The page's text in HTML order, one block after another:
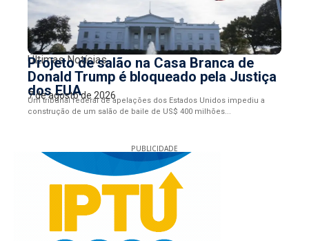
Últimas Notícias
Projeto de salão na Casa Branca de
Donald Trump é bloqueado pela Justiça
dos EUA
7 de agosto de 2026
Um tribunal federal de apelações dos Estados Unidos impediu a
construção de um salão de baile de US$ 400 milhões...
PUBLICIDADE